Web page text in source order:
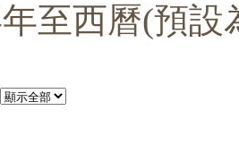
至西曆(預設